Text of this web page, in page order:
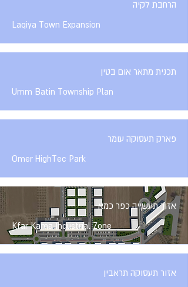
הרחבת לקיה
Laqiya Town Expansion
תכנית מתאר אום בטין
Umm Batin Township Plan
פארק תעסוקה עומר
Omer HighTec Park
אזור תעשייה כפר כמא
Kfar Kama Industrial Zone
אזור תעסוקה תראבין